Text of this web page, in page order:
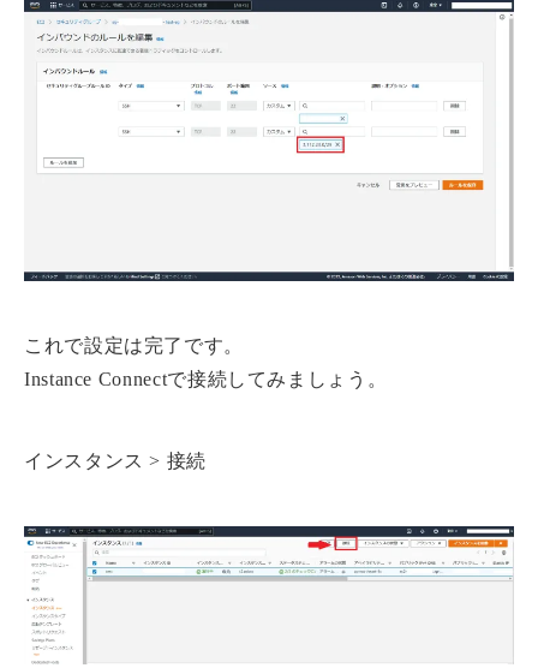
これで設定は完了です。
Instance Connectで接続してみましょう。
インスタンス > 接続